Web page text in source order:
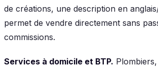
de créations, une description en
permet de vendre directement sans
commissions.
Services à domicile et BTP.